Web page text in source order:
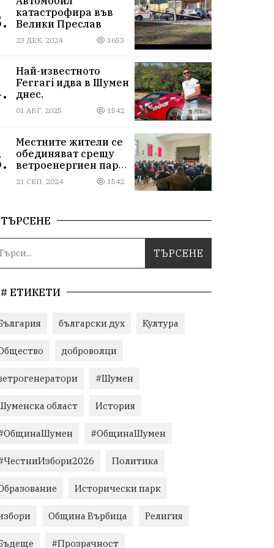
катастрофира във
Велики Преслав
23 ДЕК, 2024 1653
Най-известното
Ferrari идва в Шумен
днес.
01 АВГ, 2025 1542
Местните жители се
обединяват срещу
ветроенергиен парк
"Пет могили"
21 СЕП, 2024 1542
ТЪРСЕНЕ
# ЕТИКЕТИ
български дух Култура
доброволци
#Шумен
област История
#ОбщинаШумен
Политика
Исторически парк
Община Върбица Религия
#Прозрачност